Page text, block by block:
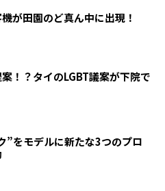
が田園のど真ん中に出現！
！？タイのLGBT議案が下院で
”をモデルに新たな3つのプロ